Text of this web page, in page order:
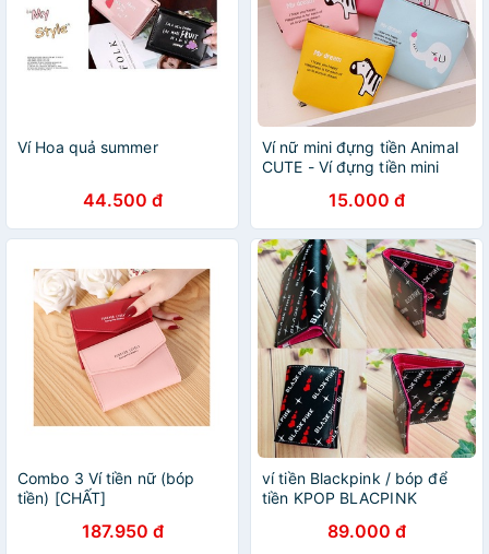
Ví Hoa quả summer
44.500 đ
Ví nữ mini đựng tiền Animal
CUTE - Ví đựng tiền mini
15.000 đ
Combo 3 Ví tiền nữ (bóp
tiền) [CHẤT]
187.950 đ
ví tiền Blackpink / bóp để
tiền KPOP BLACPINK
89.000 đ